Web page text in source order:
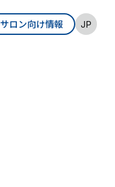
サロン向け情報 EN
JP